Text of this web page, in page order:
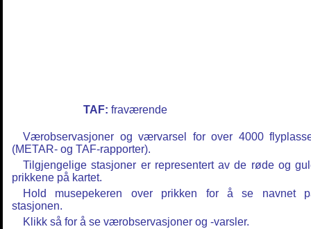
TAF: fraværende
Værobservasjoner og værvarsel for over 4000
(METAR- og TAF-rapporter).
Tilgjengelige stasjoner er representert av de røde og
prikkene på kartet.
Hold musepekeren over prikken for å se navnet
stasjonen.
Klikk så for å se værobservasjoner og -varsler.